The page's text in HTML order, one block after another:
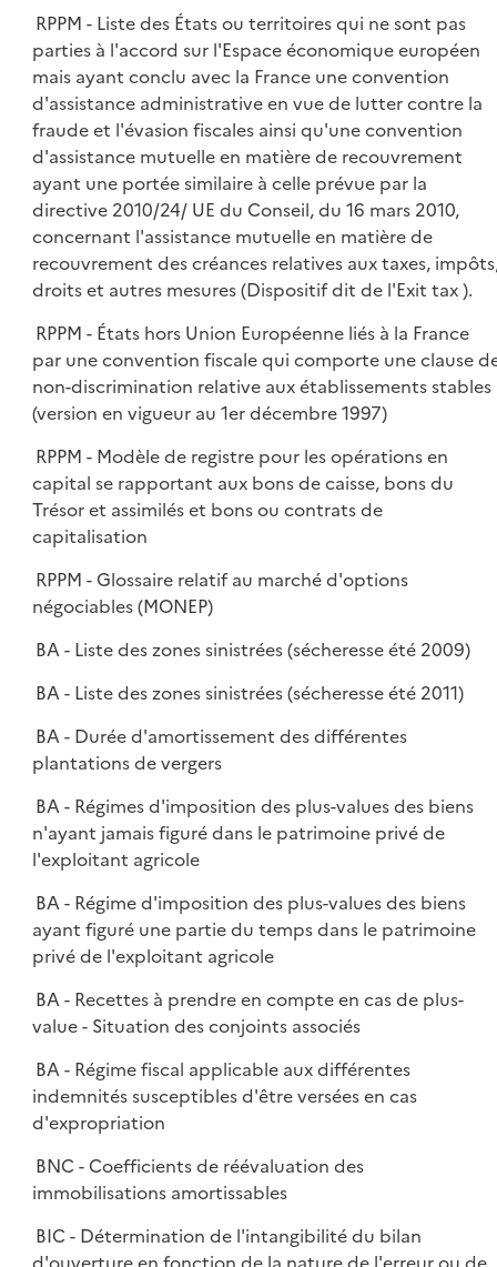
RPPM - Liste des États ou territoires qui ne sont pas
parties à l'accord sur l'Espace économique européen
mais ayant conclu avec la France une convention
d'assistance administrative en vue de lutter contre la
fraude et l'évasion fiscales ainsi qu'une convention
d'assistance mutuelle en matière de recouvrement
ayant une portée similaire à celle prévue par la
directive 2010/24/ UE du Conseil, du 16 mars 2010,
concernant l'assistance mutuelle en matière de
recouvrement des créances relatives aux taxes,
droits et autres mesures (Dispositif dit de l'Exit tax ).
RPPM - États hors Union Européenne liés à la France
par une convention fiscale qui comporte une clause
non-discrimination relative aux établissements stables
(version en vigueur au 1er décembre 1997)
RPPM - Modèle de registre pour les opérations en
capital se rapportant aux bons de caisse, bons du
Trésor et assimilés et bons ou contrats de
capitalisation
RPPM - Glossaire relatif au marché d'options
négociables (MONEP)
BA - Liste des zones sinistrées (sécheresse été 2009)
BA - Liste des zones sinistrées (sécheresse été 2011)
BA - Durée d'amortissement des différentes
plantations de vergers
BA - Régimes d'imposition des plus-values des biens
n'ayant jamais figuré dans le patrimoine privé de
l'exploitant agricole
BA - Régime d'imposition des plus-values des biens
ayant figuré une partie du temps dans le patrimoine
privé de l'exploitant agricole
BA - Recettes à prendre en compte en cas de plus-
value - Situation des conjoints associés
BA - Régime fiscal applicable aux différentes
indemnités susceptibles d'être versées en cas
d'expropriation
BNC - Coefficients de réévaluation des
immobilisations amortissables
BIC - Détermination de l'intangibilité du bilan